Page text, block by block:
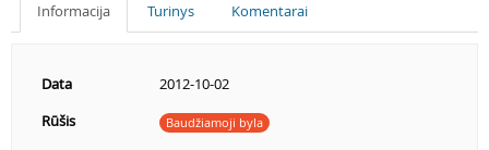
Informacija Turinys Komentarai
Data
2012-10-02
Rūšis
Baudžiamoji byla